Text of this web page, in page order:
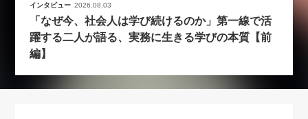
インタビュー 2026.08.03
「なぜ今、社会人は学び続けるのか」第一線で活
躍する二人が語る、実務に生きる学びの本質【前
編】